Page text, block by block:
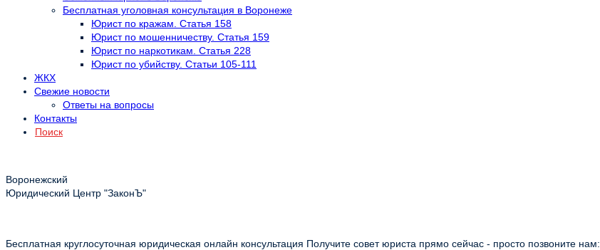
Бесплатная уголовная консультация в Воронеже
Юрист по кражам. Статья 158
Юрист по мошенничеству. Статья 159
Юрист по наркотикам. Статья 228
Юрист по убийству. Статьи 105-111
ЖКХ
Свежие новости
Ответы на вопросы
Контакты
Поиск
Воронежский
Юридический Центр "ЗаконЪ"
Бесплатная круглосуточная юридическая онлайн консультация Получите совет юриста прямо сейчас - просто позвоните нам: